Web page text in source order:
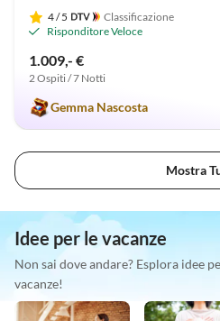
4/ 5
Classificazione
Risponditore Veloce
1.009,- €
2 Ospiti / 7 Notti
Gemma Nascosta
Mostra
Idee per le vacanze
Non sai dove andare? Esplora idee
vacanze!